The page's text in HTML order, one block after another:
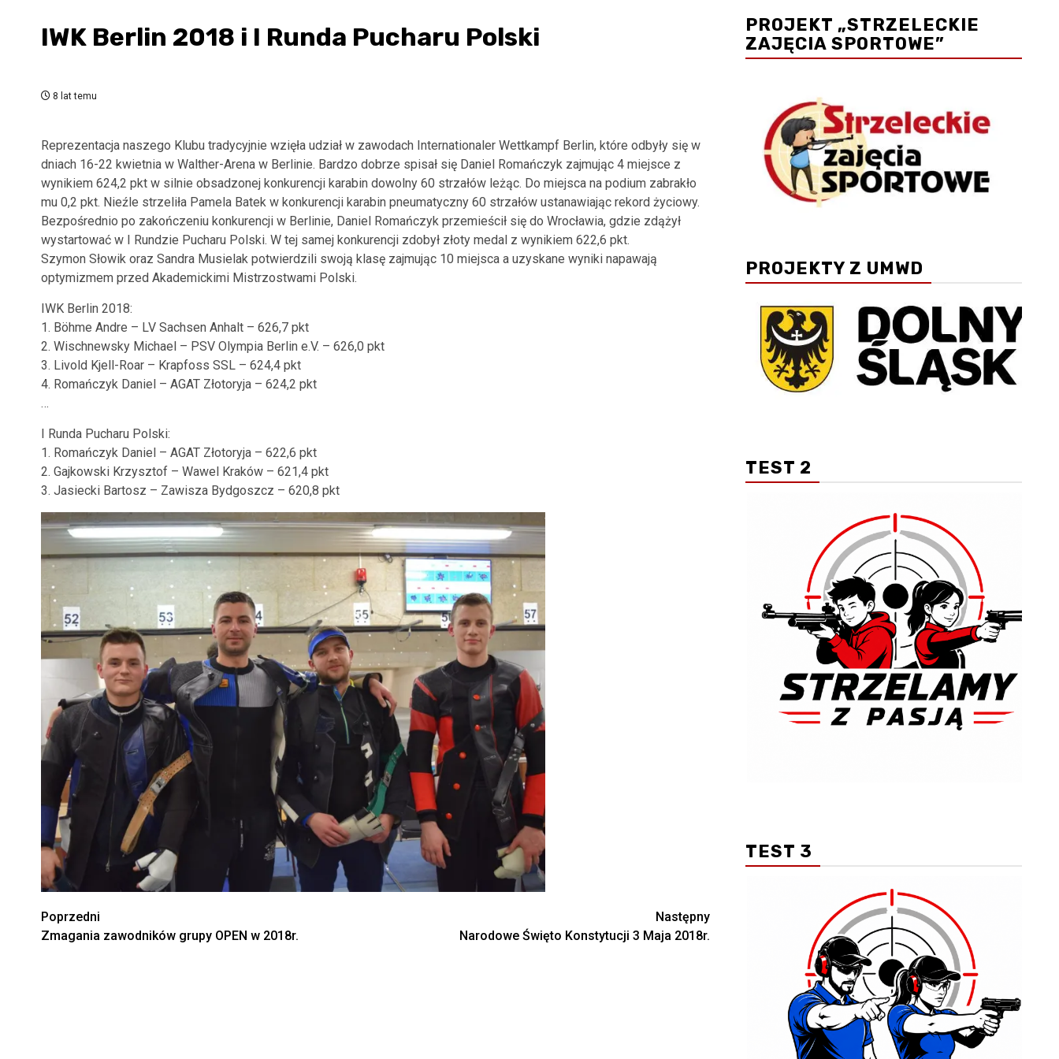
IWK Berlin 2018 i I Runda Pucharu Polski
8 lat temu
Reprezentacja naszego Klubu tradycyjnie wzięła udział w zawodach Internationaler Wettkampf Berlin, które odbyły się w
dniach 16-22 kwietnia w Walther-Arena w Berlinie. Bardzo dobrze spisał się Daniel Romańczyk zajmując 4 miejsce z
wynikiem 624,2 pkt w silnie obsadzonej konkurencji karabin dowolny 60 strzałów leżąc. Do miejsca na podium zabrakło
mu 0,2 pkt. Nieźle strzeliła Pamela Batek w konkurencji karabin pneumatyczny 60 strzałów ustanawiając rekord życiowy.
Bezpośrednio po zakończeniu konkurencji w Berlinie, Daniel Romańczyk przemieścił się do Wrocławia, gdzie zdążył
wystartować w I Rundzie Pucharu Polski. W tej samej konkurencji zdobył złoty medal z wynikiem 622,6 pkt.
Szymon Słowik oraz Sandra Musielak potwierdzili swoją klasę zajmując 10 miejsca a uzyskane wyniki napawają
optymizmem przed Akademickimi Mistrzostwami Polski.
IWK Berlin 2018:
1. Böhme Andre – LV Sachsen Anhalt – 626,7 pkt
2. Wischnewsky Michael – PSV Olympia Berlin e.V. – 626,0 pkt
3. Livold Kjell-Roar – Krapfoss SSL – 624,4 pkt
4. Romańczyk Daniel – AGAT Złotoryja – 624,2 pkt
…
I Runda Pucharu Polski:
1. Romańczyk Daniel – AGAT Złotoryja – 622,6 pkt
2. Gajkowski Krzysztof – Wawel Kraków – 621,4 pkt
3. Jasiecki Bartosz – Zawisza Bydgoszcz – 620,8 pkt
Zobacz
wpisy
Poprzedni
Zmagania zawodników grupy OPEN w 2018r.
Następny
Narodowe Święto Konstytucji 3 Maja 2018r.
PROJEKT „STRZELECKIE
ZAJĘCIA SPORTOWE”
PROJEKTY Z UMWD
TEST 2
TEST 3